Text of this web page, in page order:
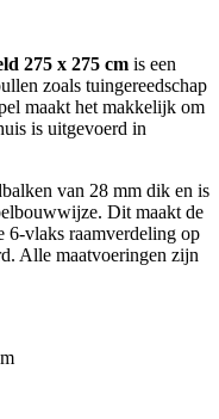
275 x 275 cm is een
zoals tuingereedschap
maakt het makkelijk om
is uitgevoerd in
van 28 mm dik en is
Dit maakt de
6-vlaks raamverdeling op
Alle maatvoeringen zijn